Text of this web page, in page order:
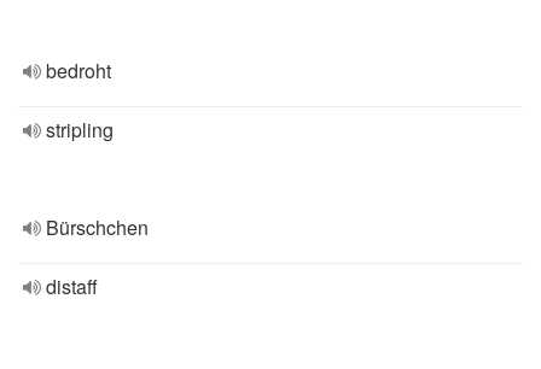
bedroht
stripling
Bürschchen
distaff